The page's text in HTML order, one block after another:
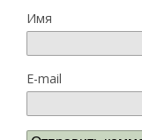
Имя
E-mail